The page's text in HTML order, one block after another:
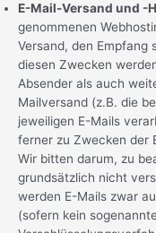
E-Mail-Versand und -
genommenen
Versand, den Empfang
diesen Zwecken
Absender als auch
Mailversand (z.B. die
jeweiligen E-Mails
ferner zu Zwecken der
Wir bitten darum, zu
grundsätzlich nicht
werden E-Mails zwar
(sofern kein